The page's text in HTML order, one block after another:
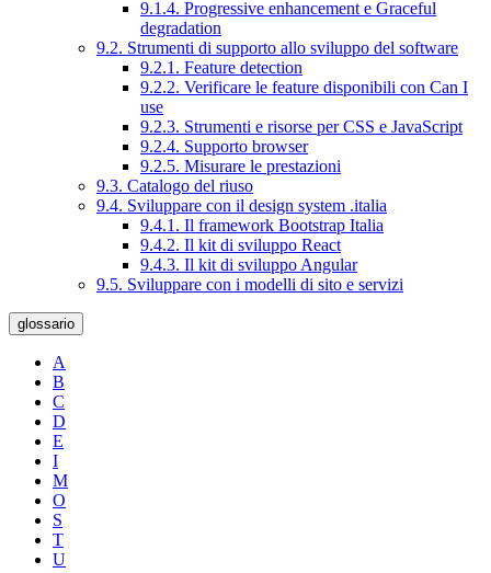
9.1.4. Progressive enhancement e Graceful
degradation
9.2. Strumenti di supporto allo sviluppo del software
9.2.1. Feature detection
9.2.2. Verificare le feature disponibili con Can I
use
9.2.3. Strumenti e risorse per CSS e JavaScript
9.2.4. Supporto browser
9.2.5. Misurare le prestazioni
9.3. Catalogo del riuso
9.4. Sviluppare con il design system .italia
9.4.1. Il framework Bootstrap Italia
9.4.2. Il kit di sviluppo React
9.4.3. Il kit di sviluppo Angular
9.5. Sviluppare con i modelli di sito e servizi
glossario
A
B
C
D
E
I
M
O
S
T
U